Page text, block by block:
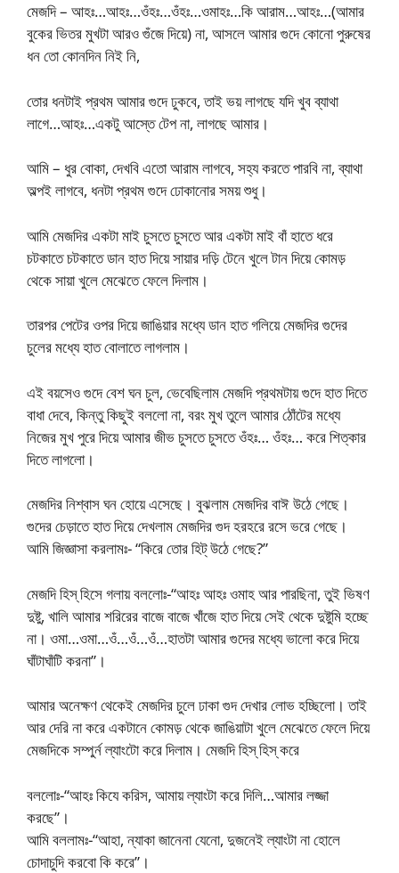
মেজদি – আহঃ…আহঃ…ওঁহঃ…ওঁহঃ…ওমাহঃ…কি আরাম…আহঃ…(আমার
বুকের ভিতর মুখটা আরও গুঁজে দিয়ে) না, আসলে আমার গুদে কোনো পুরুষের
ধন তো কোনদিন নিই নি,
তোর ধনটাই প্রথম আমার গুদে ঢুকবে, তাই ভয় লাগছে যদি খুব ব্যাথা
লাগে…আহঃ…একটু আস্তে টেপ না, লাগছে আমার।
আমি – ধুর বোকা, দেখবি এতো আরাম লাগবে, সহ্য করতে পারবি না, ব্যাথা
অল্পই লাগবে, ধনটা প্রথম গুদে ঢোকানোর সময় শুধু।
আমি মেজদির একটা মাই চুসতে চুসতে আর একটা মাই বাঁ হাতে ধরে
চটকাতে চটকাতে ডান হাত দিয়ে সায়ার দড়ি টেনে খুলে টান দিয়ে কোমড়
থেকে সায়া খুলে মেঝেতে ফেলে দিলাম।
তারপর পেটের ওপর দিয়ে জাঙিয়ার মধ্যে ডান হাত গলিয়ে মেজদির গুদের
চুলের মধ্যে হাত বোলাতে লাগলাম।
এই বয়সেও গুদে বেশ ঘন চুল, ভেবেছিলাম মেজদি প্রথমটায় গুদে হাত দিতে
বাধা দেবে, কিন্তু কিছুই বললো না, বরং মুখ তুলে আমার ঠোঁটের মধ্যে
নিজের মুখ পুরে দিয়ে আমার জীভ চুসতে চুসতে ওঁহঃ… ওঁহঃ… করে শিত্কার
দিতে লাগলো।
মেজদির নিশ্বাস ঘন হোয়ে এসেছে। বুঝলাম মেজদির বাঈ উঠে গেছে।
গুদের চেড়াতে হাত দিয়ে দেখলাম মেজদির গুদ হরহরে রসে ভরে গেছে।
আমি জিজ্ঞাসা করলামঃ- “কিরে তোর হিট্ উঠে গেছে?”
মেজদি হিস্ হিসে গলায় বললোঃ-“আহঃ আহঃ ওমাহ আর পারছিনা, তুই ভিষণ
দুষ্টু, খালি আমার শরিরের বাজে বাজে খাঁজে হাত দিয়ে সেই থেকে দুষ্টুমি হচ্ছে
না। ওমা…ওমা…ওঁ…ওঁ…ওঁ…হাতটা আমার গুদের মধ্যে ভালো করে দিয়ে
ঘাঁটাঘাঁটি করনা”।
আমার অনেক্ষণ থেকেই মেজদির চুলে ঢাকা গুদ দেখার লোভ হচ্ছিলো। তাই
আর দেরি না করে একটানে কোমড় থেকে জাঙিয়াটা খুলে মেঝেতে ফেলে দিয়ে
মেজদিকে সম্পুর্ন ল্যাংটো করে দিলাম। মেজদি হিস্ হিস্ করে
বললোঃ-“আহঃ কিযে করিস, আমায় ল্যাংটা করে দিলি…আমার লজ্জা
করছে”।
আমি বললামঃ-“আহা, ন্যাকা জানেনা যেনো, দুজনেই ল্যাংটা না হোলে
চোদাচুদি করবো কি করে”।